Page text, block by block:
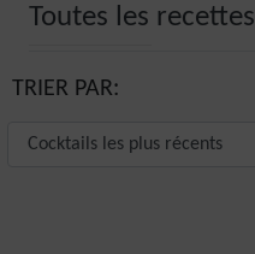
Toutes les recettes
TRIER PAR: